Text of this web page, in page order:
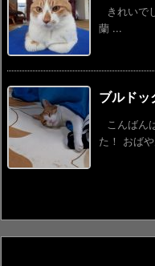
きれい
蘭 ...
ブルドッ
こんばん
た！ おば